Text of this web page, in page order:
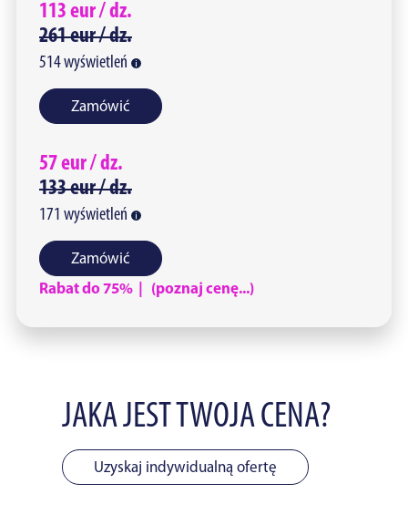
113 eur /dz.
261eur /dz.
514wyświetleń
Zamówić
57eur /dz.
133eur /dz.
171 wyświetleń
Zamówić
Rabat do 75% | (poznaj cenę...)
JAKA JEST TWOJA CENA?
Uzyskaj indywidualną ofertę